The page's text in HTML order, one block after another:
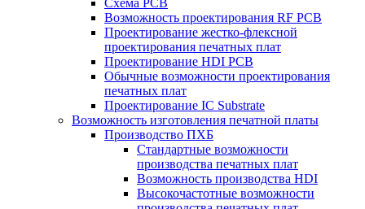
Схема PCB
Возможность проектирования RF PCB
Проектирование жестко-флексной
проектирования печатных плат
Проектирование HDI PCB
Обычные возможности проектирования
печатных плат
Проектирование IC Substrate
Возможность изготовления печатной платы
Производство ПХБ
Стандартные возможности
производства печатных плат
Возможность производства HDI
Высокочастотные возможности